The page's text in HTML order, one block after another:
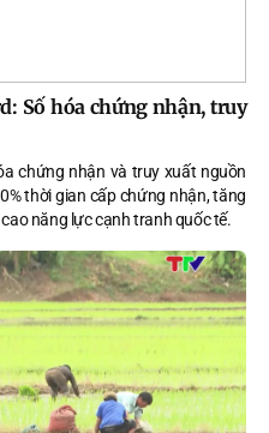
Số hóa chứng nhận, truy
chứng nhận và truy xuất nguồn
thời gian cấp chứng nhận, tăng
năng lực cạnh tranh quốc tế.